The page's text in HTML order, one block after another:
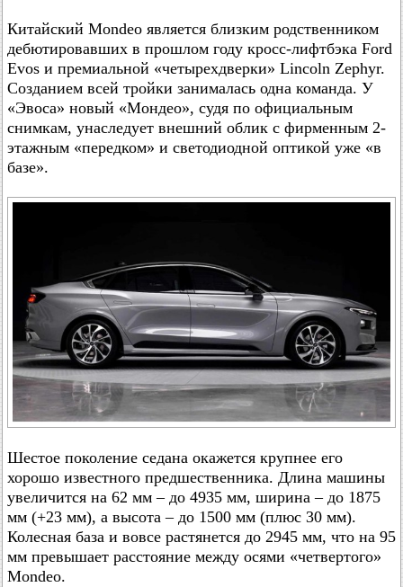
Китайский Mondeo является близким родственником
дебютировавших в прошлом году кросс-лифтбэка Ford
Evos и премиальной «четырехдверки» Lincoln Zephyr.
Созданием всей тройки занималась одна команда. У
«Эвоса» новый «Мондео», судя по официальным
снимкам, унаследует внешний облик с фирменным 2-
этажным «передком» и светодиодной оптикой уже «в
базе».
Шестое поколение седана окажется крупнее его
хорошо известного предшественника. Длина машины
увеличится на 62 мм – до 4935 мм, ширина – до 1875
мм (+23 мм), а высота – до 1500 мм (плюс 30 мм).
Колесная база и вовсе растянется до 2945 мм, что на 95
мм превышает расстояние между осями «четвертого»
Mondeo.